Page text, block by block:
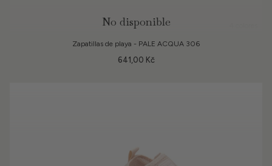
No disponible
Zapatillas de playa - PALE ACQUA 306
641,00 Kč